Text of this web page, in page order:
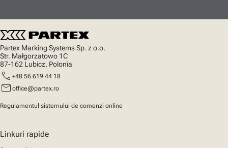
Partex Marking Systems Sp. z o.o.
Str. Małgorzatowo 1C
87-162 Lubicz, Polonia
call +48 56 619 44 18
mail office@partex.ro
Regulamentul sistemului de comenzi online
Linkuri rapide